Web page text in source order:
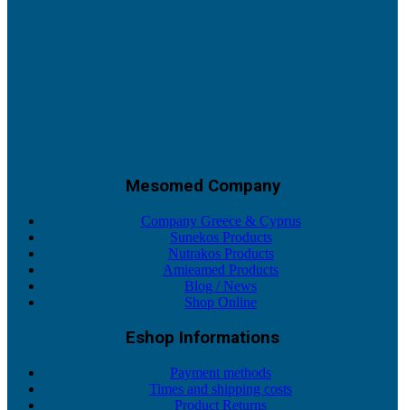
Mesomed Company
Company Greece & Cyprus
Sunekos Products
Nutrakos Products
Amieamed Products
Blog / News
Shop Online
Eshop Informations
Payment methods
Times and shipping costs
Product Returns